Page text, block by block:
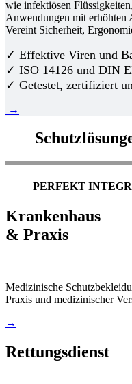
wie infektiösen
Anwendungen mit erhöhten
Vereint Sicherheit,
✓ Effektive Viren und
✓ ISO 14126 und DIN
✓ Getestet, zertifiziert
→
PERFEKT
Krankenhaus
& Praxis
Medizinische
Praxis und medizinischer
→
Rettungsdienst